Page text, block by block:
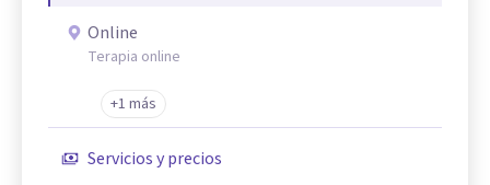
Online
Terapia online
+1 más
Servicios y precios